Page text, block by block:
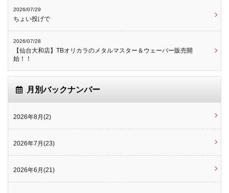
2026/07/29
ちょい投げで
2026/07/28
【仙台大和店】TBオリカラのメタルマスター＆ウェーバー販売開
始！！
月別バックナンバー
2026年8月(2)
2026年7月(23)
2026年6月(21)